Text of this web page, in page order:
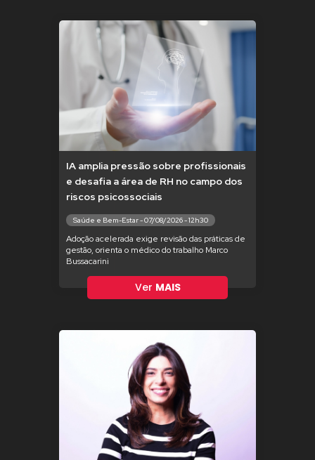
IA amplia pressão sobre profissionais
e desafia a área de RH no campo dos
riscos psicossociais
Saúde e Bem-Estar - 07/08/2026 - 12h30
Adoção acelerada exige revisão das práticas de
gestão, orienta o médico do trabalho Marco
Bussacarini
Ver MAIS